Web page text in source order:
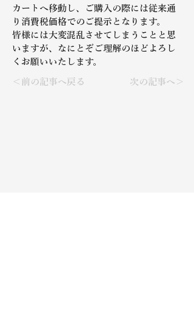
カートへ移動し、ご購入の際には従来通
り消費税価格でのご提示となります。
皆様には大変混乱させてしまうことと思
いますが、なにとぞご理解のほどよろし
くお願いいたします。
＜前の記事へ戻る 次の記事へ＞